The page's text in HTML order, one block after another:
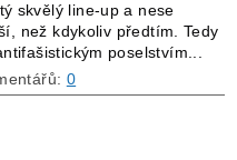
skvělý line-up a nese
než kdykoliv předtím.Tedy
poselstvím...
0